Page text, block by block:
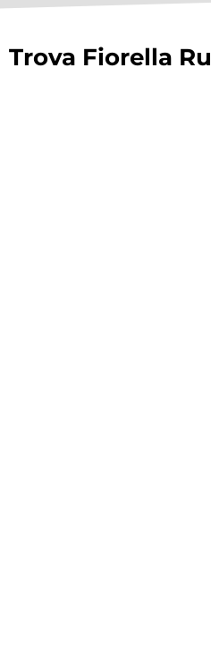
Trova Fiorella